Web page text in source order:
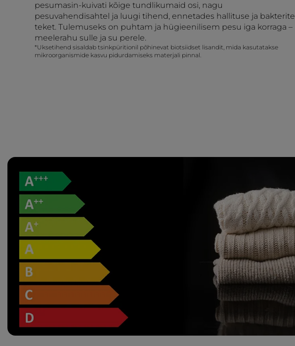
pesumasin-kuivati kõige tundlikumaid osi, nagu
pesuvahendisahtel ja luugi tihend, ennetades hallituse ja bakterite
teket. Tulemuseks on puhtam ja hügieenilisem pesu iga korraga –
meelerahu sulle ja su perele.
*Uksetihend sisaldab tsinkpüritionil põhinevat biotsiidset lisandit, mida kasutatakse
mikroorganismide kasvu pidurdamiseks materjali pinnal.